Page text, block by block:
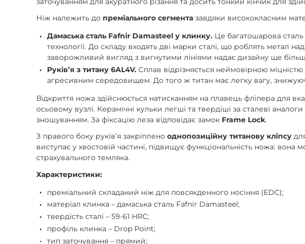
Ніж належить до преміального сегмента завдяки висококласним
Дамаська сталь Fafnir Damasteel у клинку. Це багатошарова
технології. До складу входять дві марки сталі, що роблять метал
заворожливий вигляд з вигнутими лініями надає дизайну ще
Руківʼя з титану 6AL4V.Сплав відрізняється неймовірною
агресивним середовищем. До того ж титан має легку вагу,
Відкриття ножа здійснюється натисканням на плавець фліпера для
осьовому вузлі. Керамічні кульки легші та твердіші за сталеві
зношуванням. За фіксацію леза відповідає замок Frame Lock.
З правого боку руківʼя закріпленооднопозиційну титанову кліпсу
виступає у хвостовій частині, підвищує функціональність ножа:
страхувального темляка.
Характеристики:
преміальний складаний ніж для повсякденного носіння (EDC);
матеріал клинка – дамаська сталь Fafnir Damasteel;
твердість сталі – 59-61 HRC;
профіль клинка – Drop Point;
тип заточування – прямий;